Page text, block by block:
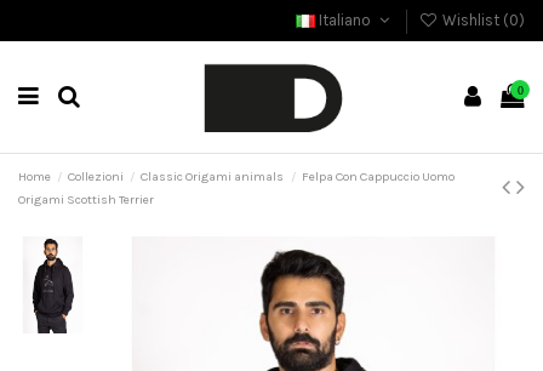
Italiano Wishlist (0)
0
Home Collezioni Classic Origami animals
Felpa Con Cappuccio Uomo
Origami Scottish Terrier